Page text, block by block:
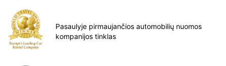
Pasaulyje pirmaujančios automobilių nuomos
kompanijos tinklas